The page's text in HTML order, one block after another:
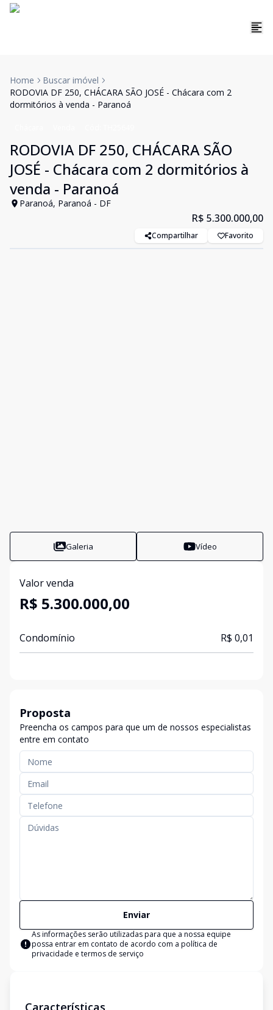
Home
Buscar imóvel
RODOVIA DF 250, CHÁCARA SÃO JOSÉ - Chácara com 2
dormitórios à venda - Paranoá
RODOVIA DF 250, CHÁCARA SÃO
JOSÉ - Chácara com 2 dormitórios à
venda - Paranoá
Paranoá, Paranoá - DF
R$ 5.300.000,00
Compartilhar Favorito
Galeria Vídeo
Valor venda
R$ 5.300.000,00
Condomínio R$ 0,01
Proposta
Preencha os campos para que um de nossos especialistas
entre em contato
Enviar
As informações serão utilizadas para que a nossa equipe
possa entrar em contato de acordo com a política de
privacidade e termos de serviço
Características